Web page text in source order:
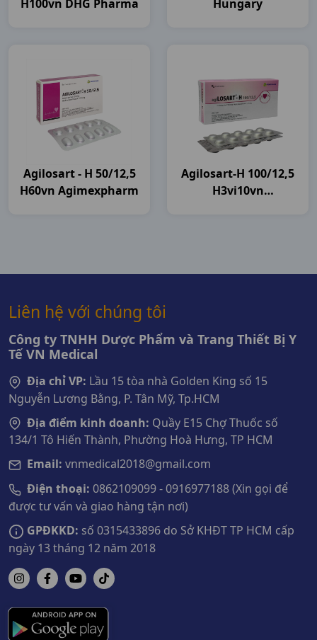
H100vn DHG Pharma
Hungary
Agilosart - H 50/12,5
H60vn Agimexpharm
Agilosart-H 100/12,5
H3vi10vn
Liên hệ với chúng tôi
Công ty TNHH Dược Phẩm và Trang Thiết Bị Y
Tế VN Medical
Địa chỉ VP: Lầu 15 tòa nhà Golden King số 15
Nguyễn Lương Bằng, P. Tân Mỹ, Tp.HCM
Địa điểm kinh doanh: Quầy E15 Chợ Thuốc số
134/1 Tô Hiến Thành, Phường Hoà Hưng, TP HCM
Email: vnmedical2018@gmail.com
Điện thoại: 0862109099 - 0916977188 (Xin gọi để
được tư vấn và giao hàng tận nơi)
GPĐKKD: số 0315433896 do Sở KHĐT TP HCM cấp
ngày 13 tháng 12 năm 2018